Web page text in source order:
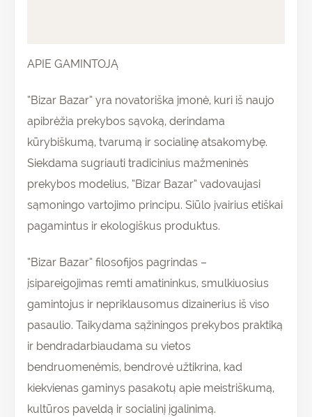
APIE GAMINTOJĄ
“Bizar Bazar” yra novatoriška įmonė, kuri iš naujo
apibrėžia prekybos sąvoką, derindama
kūrybiškumą, tvarumą ir socialinę atsakomybę.
Siekdama sugriauti tradicinius mažmeninės
prekybos modelius, “Bizar Bazar” vadovaujasi
sąmoningo vartojimo principu. Siūlo įvairius etiškai
pagamintus ir ekologiškus produktus.
“Bizar Bazar” filosofijos pagrindas –
įsipareigojimas remti amatininkus, smulkiuosius
gamintojus ir nepriklausomus dizainerius iš viso
pasaulio. Taikydama sąžiningos prekybos praktiką
ir bendradarbiaudama su vietos
bendruomenėmis, bendrovė užtikrina, kad
kiekvienas gaminys pasakotų apie meistriškumą,
kultūros paveldą ir socialinį įgalinimą.